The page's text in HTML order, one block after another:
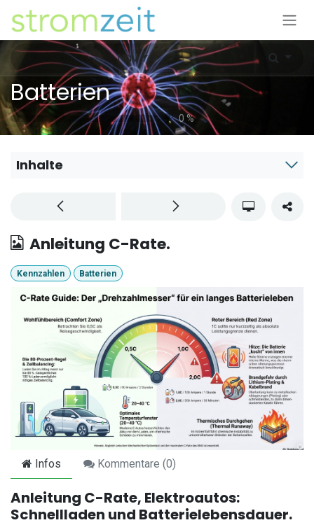
Zum Inhalt springen
Nav
Batterien
0 %
Inhalte
Anleitung C-Rate.
Kennzahlen Batterien
Infos Kommentare (0)
Anleitung C-Rate, Elektroautos:
Schnellladen und Batterielebensdauer.